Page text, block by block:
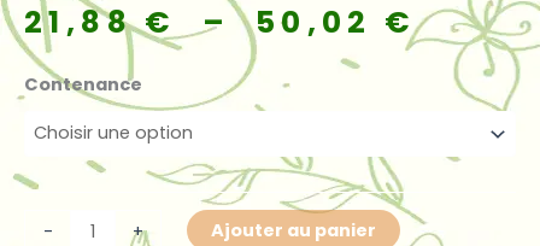
21,88€ – 50,02 €Plage
de
prix :
Contenance
-
quantité
Plumping
Washer
Shampoo
+
Ajouter au panier